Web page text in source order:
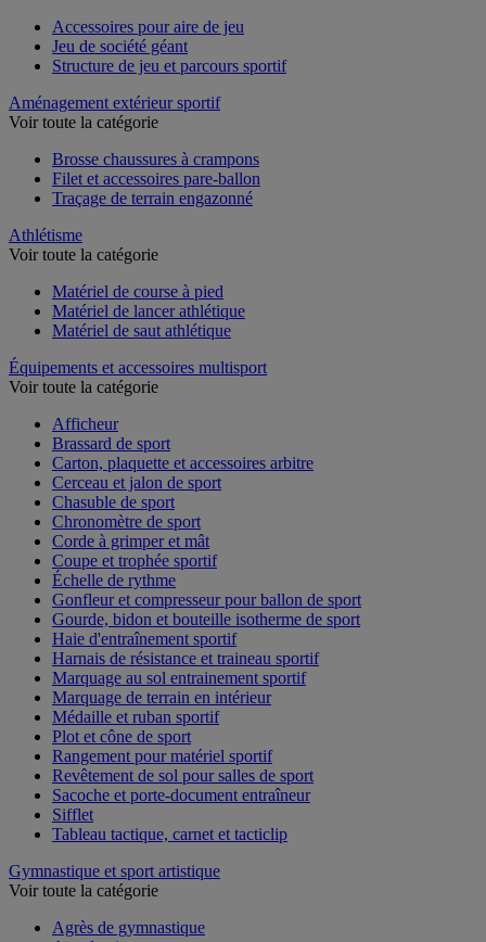
Accessoires pour aire de jeu
Jeu de société géant
Structure de jeu et parcours sportif
Aménagement extérieur sportif
Voir toute la catégorie
Brosse chaussures à crampons
Filet et accessoires pare-ballon
Traçage de terrain engazonné
Athlétisme
Voir toute la catégorie
Matériel de course à pied
Matériel de lancer athlétique
Matériel de saut athlétique
Équipements et accessoires multisport
Voir toute la catégorie
Afficheur
Brassard de sport
Carton, plaquette et accessoires arbitre
Cerceau et jalon de sport
Chasuble de sport
Chronomètre de sport
Corde à grimper et mât
Coupe et trophée sportif
Échelle de rythme
Gonfleur et compresseur pour ballon de sport
Gourde, bidon et bouteille isotherme de sport
Haie d'entraînement sportif
Harnais de résistance et traineau sportif
Marquage au sol entrainement sportif
Marquage de terrain en intérieur
Médaille et ruban sportif
Plot et cône de sport
Rangement pour matériel sportif
Revêtement de sol pour salles de sport
Sacoche et porte-document entraîneur
Sifflet
Tableau tactique, carnet et tacticlip
Gymnastique et sport artistique
Voir toute la catégorie
Agrès de gymnastique